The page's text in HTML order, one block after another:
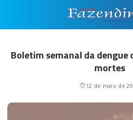
Boletim semanal da dengue
mortes
12 de maio de